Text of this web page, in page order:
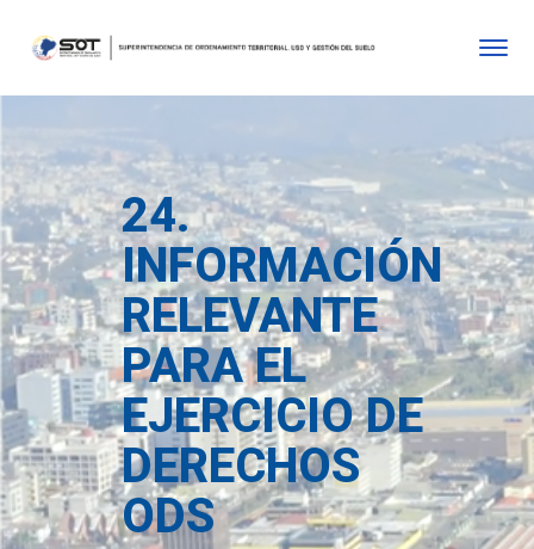
24.
INFORMACIÓN
RELEVANTE
PARA EL
EJERCICIO DE
DERECHOS
ODS